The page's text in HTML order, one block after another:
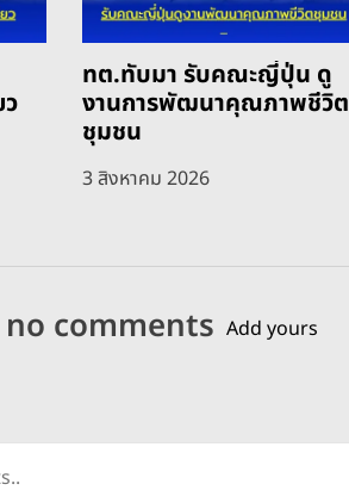
ทต.ทับมา รับคณะญี่ปุ่น ดู
งานการพัฒนาคุณภาพชีวิต
ชุมชน
3 สิงหาคม 2026
comments Add yours